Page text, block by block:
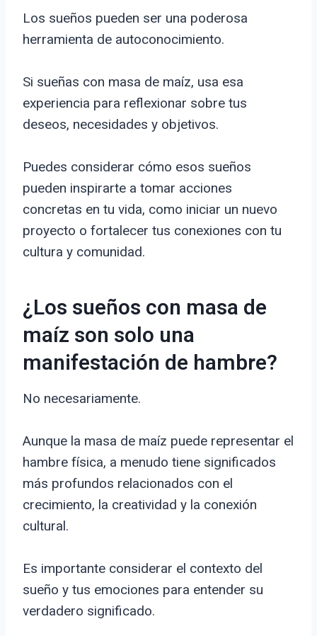
Los sueños pueden ser una poderosa
herramienta de autoconocimiento.
Si sueñas con masa de maíz, usa esa
experiencia para reflexionar sobre tus
deseos, necesidades y objetivos.
Puedes considerar cómo esos sueños
pueden inspirarte a tomar acciones
concretas en tu vida, como iniciar un nuevo
proyecto o fortalecer tus conexiones con tu
cultura y comunidad.
¿Los sueños con masa de
maíz son solo una
manifestación de hambre?
No necesariamente.
Aunque la masa de maíz puede representar el
hambre física, a menudo tiene significados
más profundos relacionados con el
crecimiento, la creatividad y la conexión
cultural.
Es importante considerar el contexto del
sueño y tus emociones para entender su
verdadero significado.